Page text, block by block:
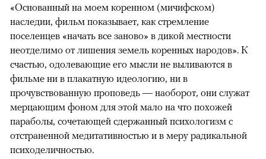
«Основанный на моем коренном (мичифском)
наследии, фильм показывает, как стремление
поселенцев «начать все заново» в дикой местности
неотделимо от лишения земель коренных народов». К
счастью, одолевающие его мысли не выливаются в
фильме ни в плакатную идеологию, ни в
прочувствованную проповедь — наоборот, они служат
мерцающим фоном для этой мало на что похожей
параболы, сочетающей сдержанный психологизм с
отстраненной медитативностью и в меру радикальной
психоделичностью.